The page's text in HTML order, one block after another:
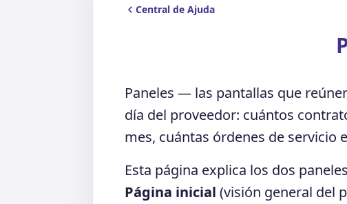
Central de Ajuda
Paneles — las pantallas que
día del proveedor: cuántos
mes, cuántas órdenes de servicio
Esta página explica los dos
Página inicial (visión general del